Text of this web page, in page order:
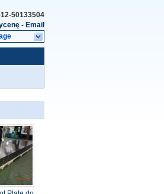
50133504
- Email